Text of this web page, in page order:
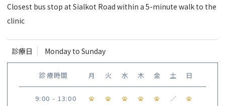
Closest bus stop at Sialkot Road within a 5-minute walk to the
clinic
診療日 Monday to Sunday
診療時間 月 火 水 木 金 土 日
9:00 - 13:00 ／